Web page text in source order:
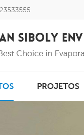
PROJETOS